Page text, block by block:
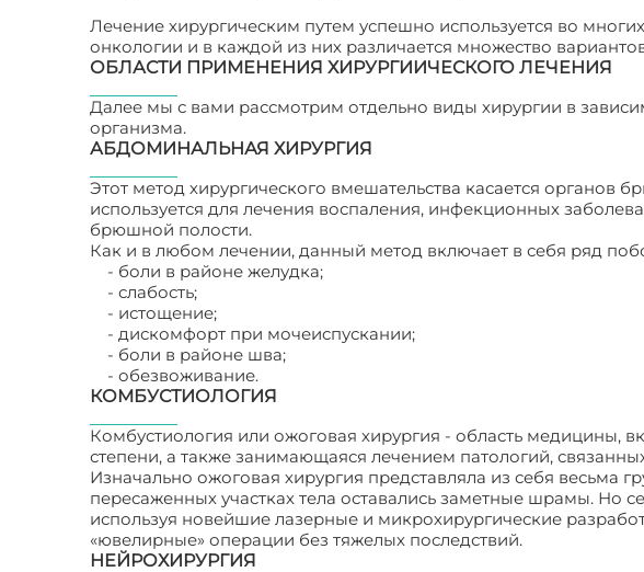
Лечение хирургическим путем успешно используется во
онкологии и в каждой из них различается множество
ОБЛАСТИ ПРИМЕНЕНИЯ ХИРУРГИИЧЕСКОГО ЛЕЧЕНИЯ
Далее мы с вами рассмотрим отдельно виды хирургии в
организма.
АБДОМИНАЛЬНАЯ ХИРУРГИЯ
Этот метод хирургического вмешательства касается органов
используется для лечения воспаления, инфекционных
брюшной полости.
Как и в любом лечении, данный метод включает в себя ряд
- боли в районе желудка;
- слабость;
- истощение;
- дискомфорт при мочеиспускании;
- боли в районе шва;
- обезвоживание.
КОМБУСТИОЛОГИЯ
Комбустиология или ожоговая хирургия - область медицины,
степени, а также занимающаяся лечением патологий,
Изначально ожоговая хирургия представляла из себя весьма
пересаженных участках тела оставались заметные шрамы. Но
используя новейшие лазерные и микрохирургические
«ювелирные» операции без тяжелых последствий.
НЕЙРОХИРУРГИЯ